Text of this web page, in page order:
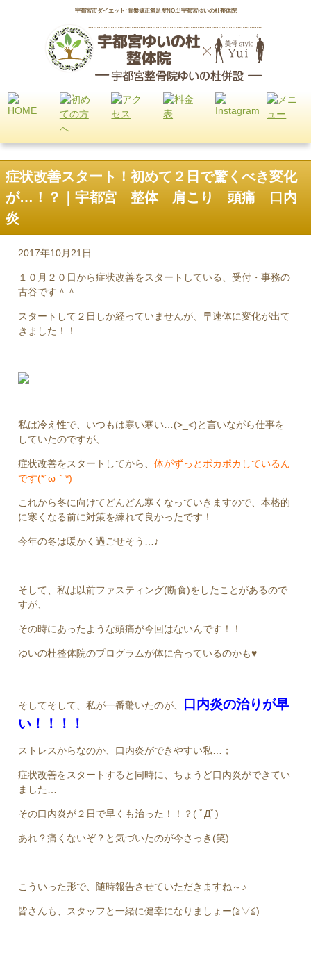
宇都宮市ダイエット･骨盤矯正満足度NO.1!宇都宮ゆいの杜整体院
症状改善スタート！初めて２日で驚くべき変化
が…！？｜宇都宮 整体 肩こり 頭痛 口内
炎
2017年10月21日
１０月２０日から症状改善をスタートしている、受付・事務の
古谷です＾＾
スタートして２日しか経っていませんが、早速体に変化が出て
きました！！
私は冷え性で、いつもは寒い寒い…(>_<)と言いながら仕事を
していたのですが、
症状改善をスタートしてから、 体がずっとポカポカしているん
です(*´ω｀*)
これから冬に向けてどんどん寒くなっていきますので、本格的
に寒くなる前に対策を練れて良かったです！
今年の冬は暖かく過ごせそう…♪
そして、私は以前ファスティング(断食)をしたことがあるので
すが、
その時にあったような頭痛が今回はないんです！！
ゆいの杜整体院のプログラムが体に合っているのかも♥
そしてそして、私が一番驚いたのが、
口内炎の治りが早
い！！！！
ストレスからなのか、口内炎ができやすい私…；
症状改善をスタートすると同時に、ちょうど口内炎ができてい
ました…
その口内炎が２日で早くも治った！！？( ﾟДﾟ)
あれ？痛くないぞ？と気づいたのが今さっき(笑)
こういった形で、随時報告させていただきますね～♪
皆さんも、スタッフと一緒に健幸になりましょー(≧▽≦)